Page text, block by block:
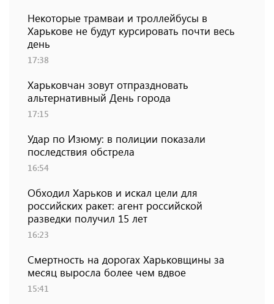
Некоторые трамваи и троллейбусы в
Харькове не будут курсировать почти весь
день
17:38
Харьковчан зовут отпраздновать
альтернативный День города
17:15
Удар по Изюму: в полиции показали
последствия обстрела
16:54
Обходил Харьков и искал цели для
российских ракет: агент российской
разведки получил 15 лет
16:23
Смертность на дорогах Харьковщины за
месяц выросла более чем вдвое
15:41